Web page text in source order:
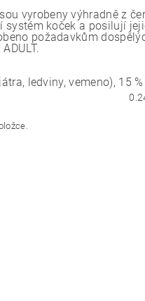
vyrobeny výhradně z
koček a posilují
požadavkům
ledviny, vemeno), 15